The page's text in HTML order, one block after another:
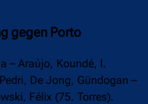
gegen Porto
– Araújo, Koundé, I.
De Jong, Gündogan –
Félix (75. Torres).